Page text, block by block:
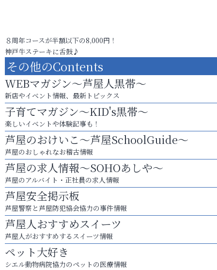
８周年コースが半額以下の8,000円！
神戸牛ステーキに舌鼓♪
その他のContents
WEBマガジン～芦屋人黒帯～
新店やイベント情報、最新トピックス
子育てマガジン～KID's黒帯～
楽しいイベントや体験記事も！
芦屋のおけいこ～芦屋SchoolGuide～
芦屋のおしゃれなお稽古情報
芦屋の求人情報～SOHOあしや～
芦屋のアルバイト・正社員の求人情報
芦屋安全掲示板
芦屋警察と芦屋防犯協会協力の事件情報
芦屋人おすすめスイーツ
芦屋人がおすすめするスイーツ情報
ペット大好き
シエル動物病院協力のペットの医療情報